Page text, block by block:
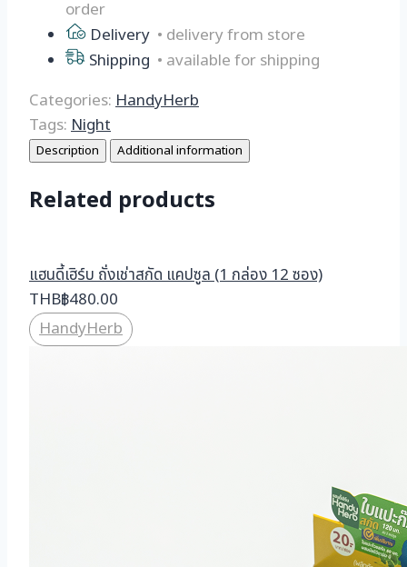
กล่อง
)
quantity
order
Delivery • delivery from store
Shipping • available for shipping
Categories:HandyHerb
Tags:Night
Description Additional information
Related products
แฮนดี้เฮิร์บ ถั่งเช่าสกัด แคปซูล (1 กล่อง 12 ซอง)
THB฿480.00
HandyHerb